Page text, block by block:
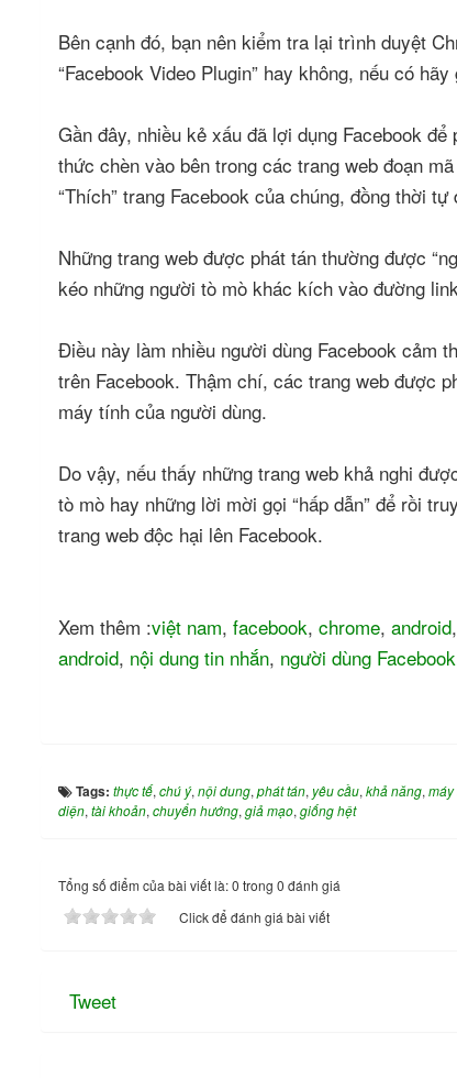
Bên cạnh đó, bạn nên kiểm tra lại trình duyệt
“Facebook Video Plugin” hay không, nếu có
Gần đây, nhiều kẻ xấu đã lợi dụng Facebook
thức chèn vào bên trong các trang web đoạn
“Thích” trang Facebook của chúng, đồng thời
Những trang web được phát tán thường được
kéo những người tò mò khác kích vào đường
Điều này làm nhiều người dùng Facebook cảm
trên Facebook. Thậm chí, các trang web được
máy tính của người dùng.
Do vậy, nếu thấy những trang web khả nghi
tò mò hay những lời mời gọi “hấp dẫn” để rồi
trang web độc hại lên Facebook.
Xem thêm :việt nam, facebook, chrome, android,
android, nội dung tin nhắn, người dùng Facebook
Tags: thực tế, chú ý, nội dung, phát tán, yêu cầu, khả năng, máy
diện, tài khoản, chuyển hướng, giả mạo, giống hệt
Tổng số điểm của bài viết là: 0 trong 0 đánh giá
Click để đánh giá bài viết
Tweet